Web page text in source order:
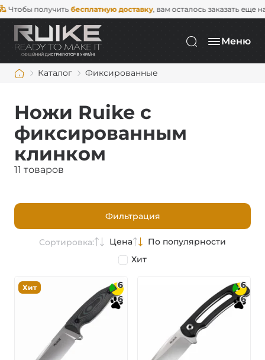
получитьбесплатную доставку, вам осталось заказать еще на2
Меню
Каталог Фиксированные
Ножи Ruike с
фиксированным
клинком
11 товаров
Фильтрация
Сортировка: Цена
По популярности
Хит
Хит
6
6
6
6